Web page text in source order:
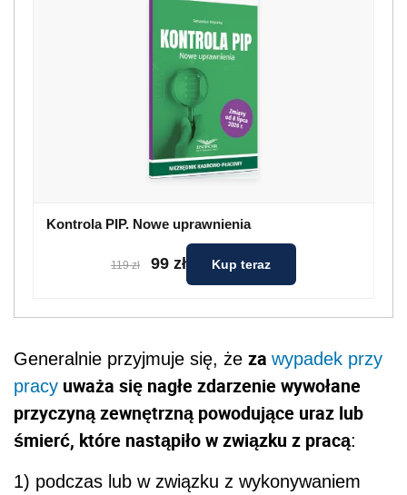
Kontrola PIP. Nowe uprawnienia
119 zł 99 zł Kup teraz
Generalnie przyjmuje się, że za wypadek przy
pracy uważa się nagłe zdarzenie wywołane
przyczyną zewnętrzną powodujące uraz lub
śmierć, które nastąpiło w związku z pracą:
1) podczas lub w związku z wykonywaniem